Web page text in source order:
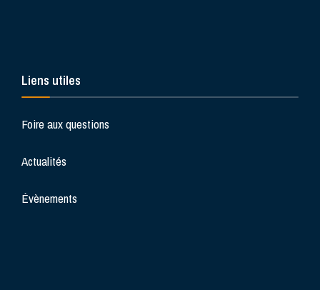
Liens utiles
Foire aux questions
Actualités
Évènements